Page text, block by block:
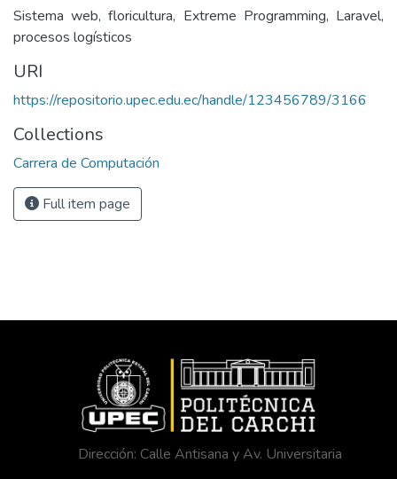
Sistema web, floricultura, Extreme Programming, Laravel,
procesos logísticos
URI
https://repositorio.upec.edu.ec/handle/123456789/3166
Collections
Carrera de Computación
Full item page
Dirección: Calle Antisana y Av. Universitaria